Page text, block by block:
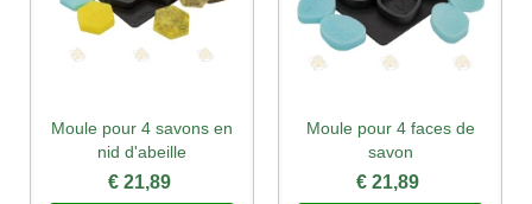
Moule pour 4 savons en
nid d'abeille
€ 21,89
Moule pour 4 faces de
savon
€ 21,89